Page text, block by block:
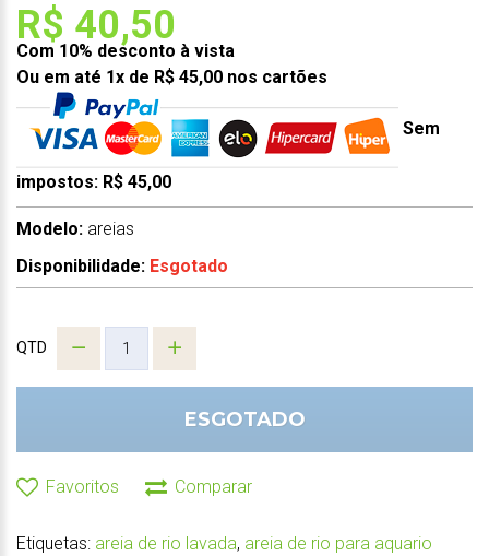
R$ 40,50
Com 10% desconto à vista
Ou em até 1x de R$ 45,00 nos cartões
Sem
impostos: R$ 45,00
Modelo: areias
Disponibilidade: Esgotado
QTD
ESGOTADO
Favoritos Comparar
Etiquetas: areia de rio lavada, areia de rio para aquario